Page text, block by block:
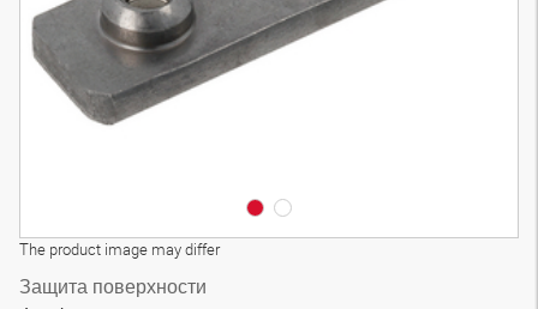
The product image may differ
Защита поверхности